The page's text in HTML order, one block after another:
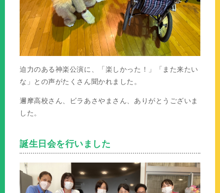
迫力のある神楽公演に、「楽しかった！」「また来たい
な」との声がたくさん聞かれました。
邇摩高校さん、ビラあさやまさん、ありがとうございま
した。
誕生日会を行いました